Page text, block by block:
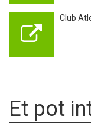
Club
Et pot